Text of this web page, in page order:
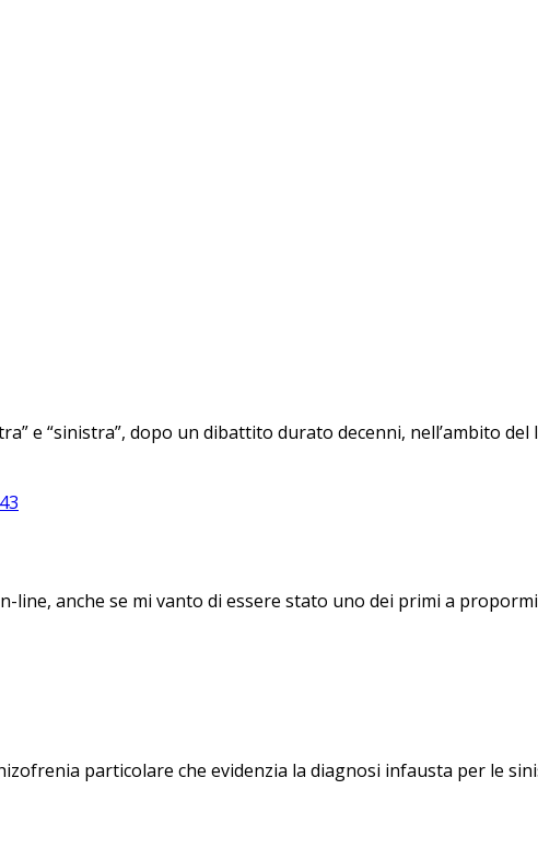
e “sinistra”, dopo un dibattito durato decenni, nell’ambito
line, anche se mi vanto di essere stato uno dei primi a
particolare che evidenzia la diagnosi infausta per le